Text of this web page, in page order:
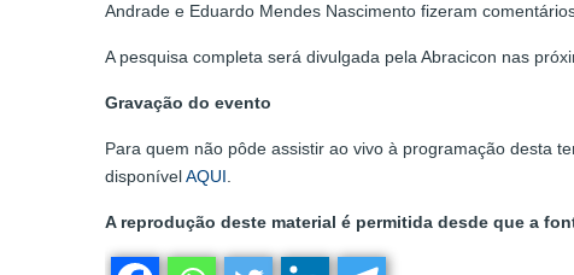
Andrade e Eduardo Mendes Nascimento fizeram
A pesquisa completa será divulgada pela Abracicon nas
Gravação do evento
Para quem não pôde assistir ao vivo à programação desta
disponívelAQUI.
A reprodução deste material é permitida desde que a